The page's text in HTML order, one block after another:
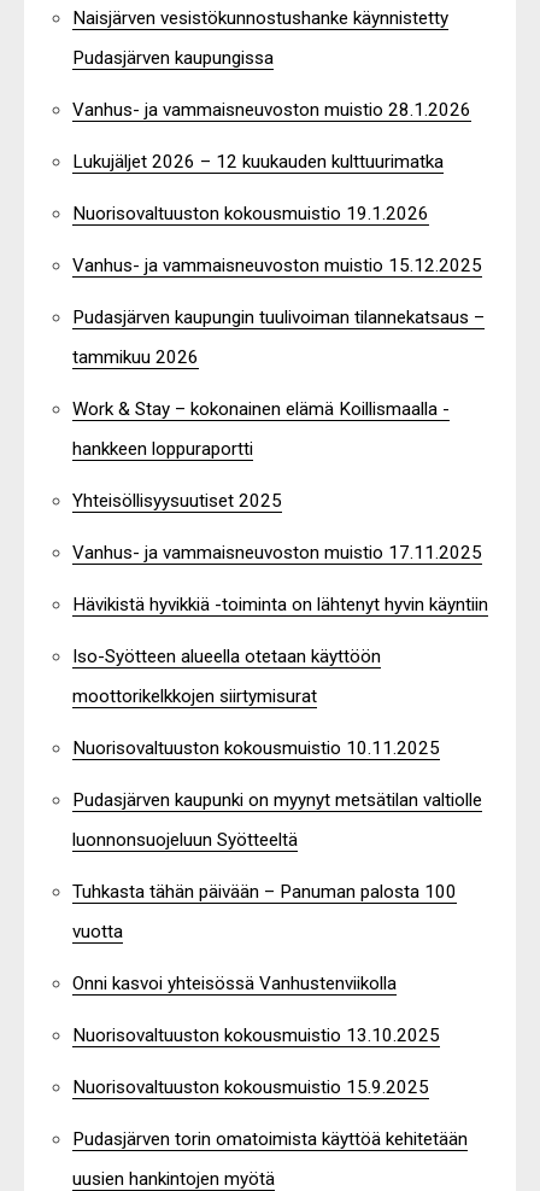
Naisjärven vesistökunnostushanke käynnistetty
Pudasjärven kaupungissa
Vanhus- ja vammaisneuvoston muistio 28.1.2026
Lukujäljet 2026 – 12 kuukauden kulttuurimatka
Nuorisovaltuuston kokousmuistio 19.1.2026
Vanhus- ja vammaisneuvoston muistio 15.12.2025
Pudasjärven kaupungin tuulivoiman tilannekatsaus –
tammikuu 2026
Work & Stay – kokonainen elämä Koillismaalla -
hankkeen loppuraportti
Yhteisöllisyysuutiset 2025
Vanhus- ja vammaisneuvoston muistio 17.11.2025
Hävikistä hyvikkiä -toiminta on lähtenyt hyvin käyntiin
Iso-Syötteen alueella otetaan käyttöön
moottorikelkkojen siirtymisurat
Nuorisovaltuuston kokousmuistio 10.11.2025
Pudasjärven kaupunki on myynyt metsätilan valtiolle
luonnonsuojeluun Syötteeltä
Tuhkasta tähän päivään – Panuman palosta 100
vuotta
Onni kasvoi yhteisössä Vanhustenviikolla
Nuorisovaltuuston kokousmuistio 13.10.2025
Nuorisovaltuuston kokousmuistio 15.9.2025
Pudasjärven torin omatoimista käyttöä kehitetään
uusien hankintojen myötä